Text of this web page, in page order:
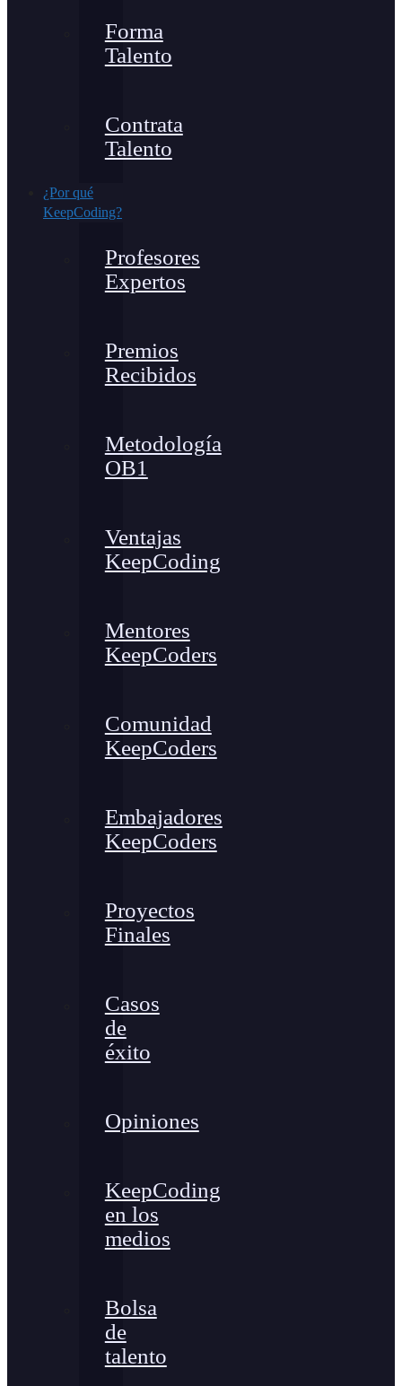
Forma
Talento
Contrata
Talento
¿Por qué
KeepCoding?
Profesores
Expertos
Premios
Recibidos
Metodología
OB1
Ventajas
KeepCoding
Mentores
KeepCoders
Comunidad
KeepCoders
Embajadores
KeepCoders
Proyectos
Finales
Casos
de
éxito
Opiniones
KeepCoding
en los
medios
Bolsa
de
talento